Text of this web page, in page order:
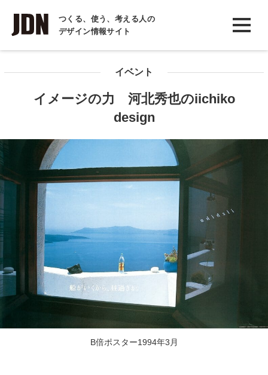
つくる、使う、考える人の
デザイン情報サイト
INTERVIEW
インタビュー
イベント
イメージの力 河北秀也のiichiko
design
B倍ポスター1994年3月